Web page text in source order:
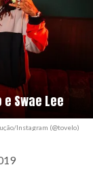
Swae Lee
Instagram (@tovelo)